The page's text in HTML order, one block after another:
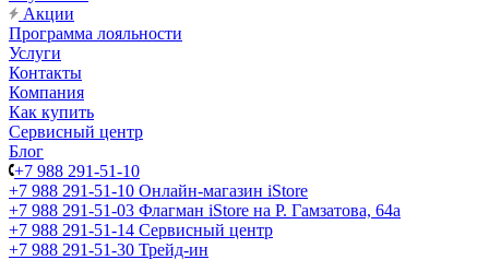
Акции
Программа лояльности
Услуги
Контакты
Компания
Как купить
Сервисный центр
Блог
+7 988 291-51-10
+7 988 291-51-10 Онлайн-магазин iStore
+7 988 291-51-03 Флагман iStore на Р. Гамзатова, 64а
+7 988 291-51-14 Сервисный центр
+7 988 291-51-30 Трейд-ин